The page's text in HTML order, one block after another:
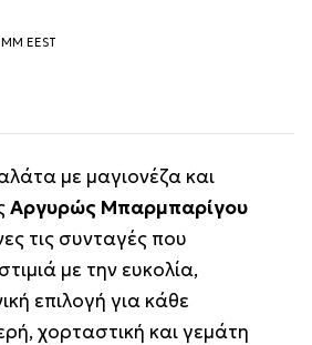
ΜΜ EEST
με μαγιονέζα και
Αργυρώς Μπαρμπαρίγου
τις συνταγές που
με την ευκολία,
επιλογή για κάθε
χορταστική και γεμάτη